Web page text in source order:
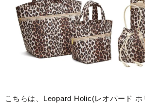
こちらは、Leopard Holic(レオパード